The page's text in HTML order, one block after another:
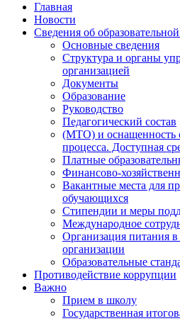
Главная
Новости
Сведения об
Основные сведения
Структура и органы
организацией
Документы
Образование
Руководство
Педагогический состав
(МТО) и оснащенность
процесса. Доступная
Платные
Финансово-
Вакантные места для
обучающихся
Стипендии и меры
Международное
Организация питания в
организации
Образовательные
Противодействие коррупции
Важно
Прием в школу
Государственная